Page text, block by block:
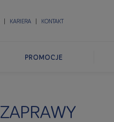
KARIERA KONTAKT
PROMOCJE
ZAPRAWY